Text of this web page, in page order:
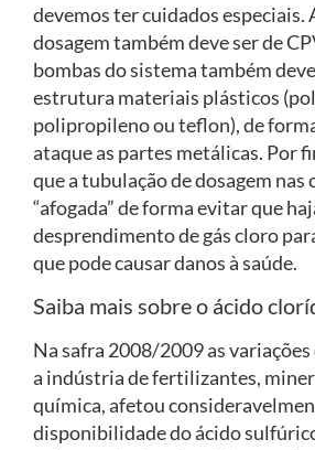
devemos ter cuidados especiais.
dosagem também deve ser de
bombas do sistema também
estrutura materiais plásticos
polipropileno ou teflon), de
ataque as partes metálicas. Por
que a tubulação de dosagem nas
“afogada” de forma evitar que
desprendimento de gás cloro
que pode causar danos à saúde.
Saiba mais sobre o ácido
Na safra 2008/2009 as variações
a indústria de fertilizantes,
química, afetou
disponibilidade do ácido